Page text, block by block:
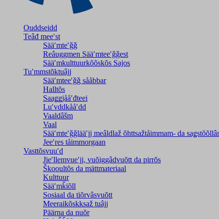
Ouddseidd
Teâđ meeʹst
Sääʹmteʹǧǧ
Reâuggmen Sääʹmteeʹǧǧest
Sääʹmkulttuurkõõskõs Sajos
Tuʹmmstõktuâjj
Sääʹmteeʹǧǧ sååbbar
Halltõs
Saaǥǥjååʹđteei
Luʹvddkååʹdd
Vaaldâšm
Vaal
Sääʹmteʹǧǧlääʹjj meâldlaž õhttsažtåimmam- da
Jeeʹres tåimmorgaan
Vasttõsvuuʹd
Jieʹllemvueʹjj, vuõiggâdvuõtt da pirrõs
Škooultõs da mättmateriaal
Kulttuur
Sääʹmǩiõll
Sosiaal da tiõrvâsvuõtt
Meeraikõskksaž tuâjj
Päärna da nuõr